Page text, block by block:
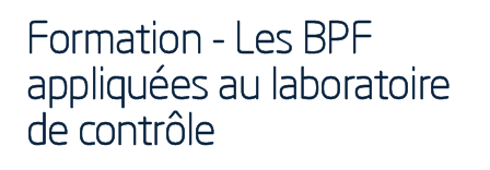
Formation - Les BPF
appliquées au laboratoire
de contrôle